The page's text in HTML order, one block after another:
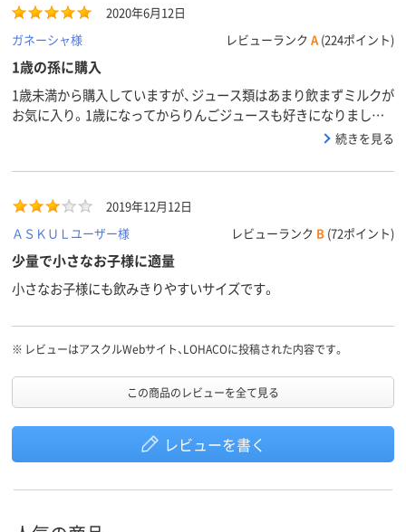
2020年6月12日
ガネーシャ様
レビューランク A (224ポイント)
1歳の孫に購入
1歳未満から購入していますが、ジュース類はあまり飲まずミルクが
お気に入り。1歳になってからりんごジュースも好きになりました。
続きを見る
2019年12月12日
ＡＳＫＵＬユーザー様
レビューランク B (72ポイント)
少量で小さなお子様に適量
小さなお子様にも飲みきりやすいサイズです。
※ レビューはアスクルWebサイト、LOHACOに投稿された内容です。
この商品のレビューを全て見る
レビューを書く